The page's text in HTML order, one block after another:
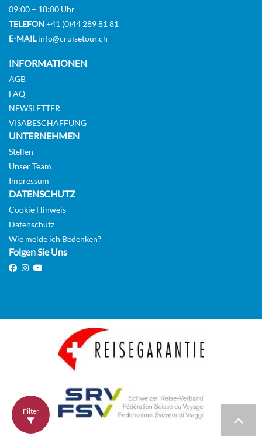
Filter
09:00 – 18:00 Uhr
TELEFON +41 (0)44 289 81 81
E-MAILinfo@cruisetour.ch
INFORMATIONEN
AGB
FAQ
NEWSLETTER
VISABESCHAFFUNG
UNTERNEHMEN
Stellen
Unser Team
Impressum
DATENSCHUTZ
Cookie Hinweis
Datenschutz
Wie melde ich Bedenken?
Folgen Sie Uns